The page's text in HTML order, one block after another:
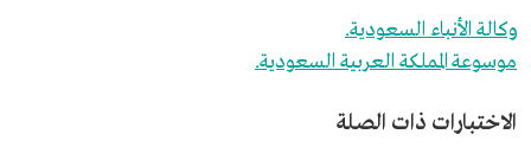
وكالة الأنباء السعودية.
موسوعة المملكة العربية السعودية.
الاختبارات ذات الصلة